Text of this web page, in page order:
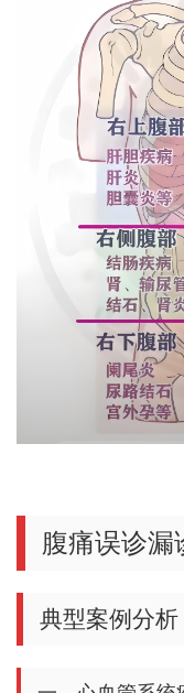
腹痛误诊漏
典型案例分析